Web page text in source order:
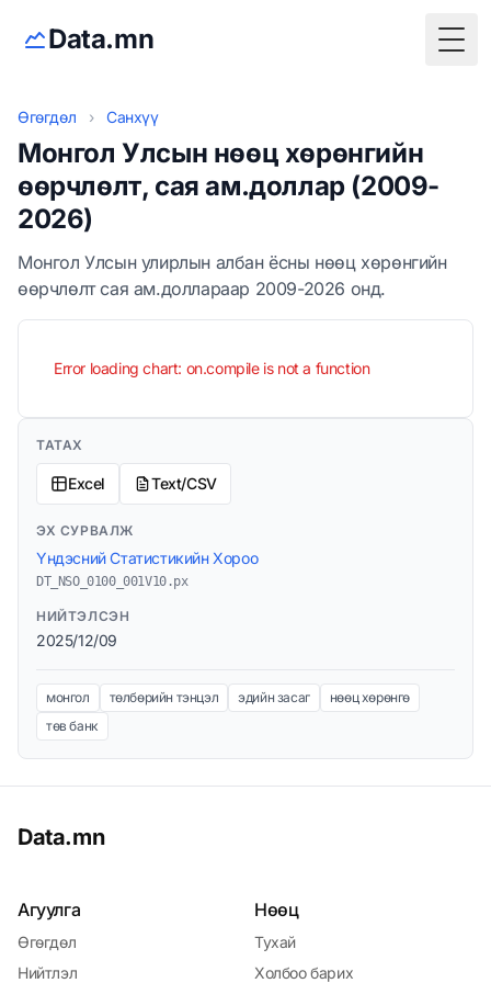
Data.mn
Өгөгдөл › Санхүү
Монгол Улсын нөөц хөрөнгийн
өөрчлөлт, сая ам.доллар (2009-
2026)
Монгол Улсын улирлын албан ёсны нөөц хөрөнгийн
өөрчлөлт сая ам.доллараар 2009-2026 онд.
Error loading chart: on.compile is not a function
ТАТАХ
Excel Text/CSV
ЭХ СУРВАЛЖ
Үндэсний Статистикийн Хороо
DT_NSO_0100_001V10.px
НИЙТЭЛСЭН
2025/12/09
монгол төлбөрийн тэнцэл эдийн засаг
нөөц хөрөнгө
төв банк
Data.mn
Агуулга
Өгөгдөл
Нийтлэл
Нөөц
Тухай
Холбоо барих